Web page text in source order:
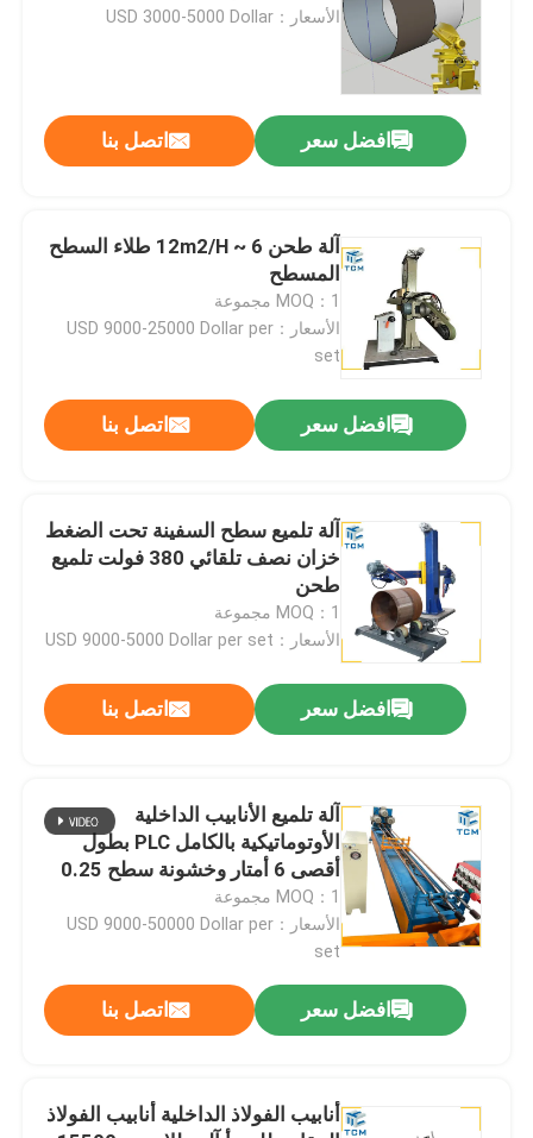
المنزل
المنتجات
اتصل بنا
أخبار
آلة تلميع الخزان
الأسعار：USD 3000-5000 Dollar
افضل سعر اتصل بنا
آلة طحن 6 ~ 12m2/H طلاء السطح
المسطح
MOQ：1 مجموعة
الأسعار：USD 9000-25000 Dollar per
set
افضل سعر اتصل بنا
آلة تلميع سطح السفينة تحت الضغط
خزان نصف تلقائي 380 فولت تلميع
طحن
MOQ：1 مجموعة
الأسعار：USD 9000-5000 Dollar per set
افضل سعر اتصل بنا
آلة تلميع الأنابيب الداخلية
الأوتوماتيكية بالكامل PLC بطول
أقصى 6 أمتار وخشونة سطح 0.25
ميكرومتر
MOQ：1 مجموعة
الأسعار：USD 9000-50000 Dollar per
set
افضل سعر اتصل بنا
أنابيب الفولاذ الداخلية أنابيب الفولاذ